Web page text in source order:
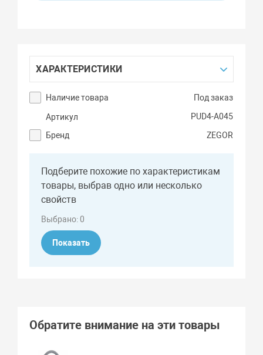
ХАРАКТЕРИСТИКИ
Наличие товара Под заказ
Артикул
PUD4-A045
Бренд
ZEGOR
Подберите похожие по характеристикам
товары, выбрав одно или несколько
свойств
Выбрано:0
Показать
Обратите внимание на эти товары